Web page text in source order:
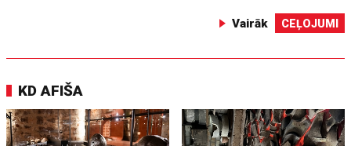
Vairāk CEĻOJUMI
KD AFIŠA